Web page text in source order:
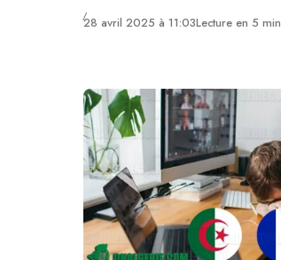
28 avril 2025 à 11:03Lecture en 5 min